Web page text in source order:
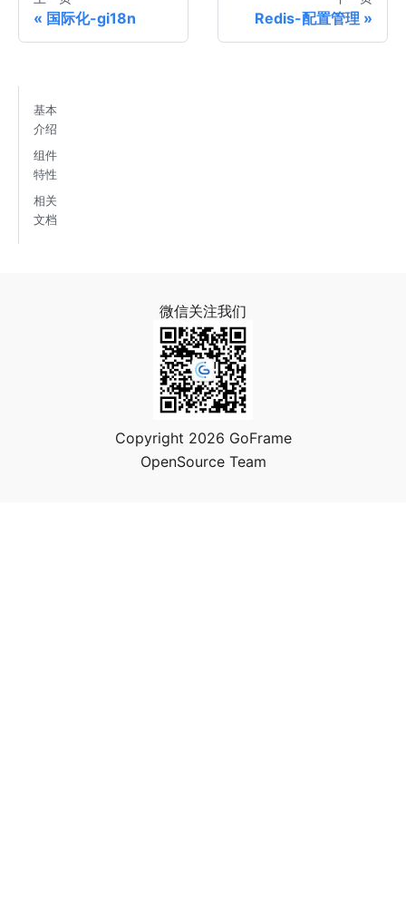
国际化-gi18n Redis-配置管理
基本
介绍
组件
特性
相关
文档
微信关注我们
Copyright 2026 GoFrame
OpenSource Team